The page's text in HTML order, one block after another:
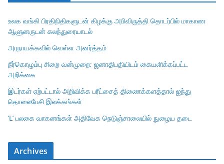
உலக வங்கி பிரதிநிதிகளுடன் கிழக்கு அபிவிருத்தி தொடர்பில் மாகாண
ஆளுனருடன் கலந்துரையாடல்
அரநாயக்கவில் வெள்ள அனர்த்தம்
நீர்கொழும்பு சிறை வன்முறை; ஜனாதிபதியிடம் கையளிக்கப்பட்ட
அறிக்கை
இடர்கள் ஏற்பட்டால் அறிவிக்க பரீட்சைத் திணைக்களத்தால் ஐந்து
தொலைபேசி இலக்கங்கள்
‘L’ பலகை வாகனங்கள் அதிவேக நெடுஞ்சாலையில் நுழைய தடை
Archives